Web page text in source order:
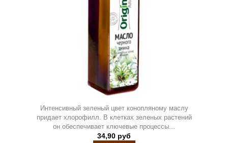
Интенсивный зеленый цвет конопляному маслу
придает хлорофилл. В клетках зеленых растений
он обеспечивает ключевые процессы...
34,90 руб